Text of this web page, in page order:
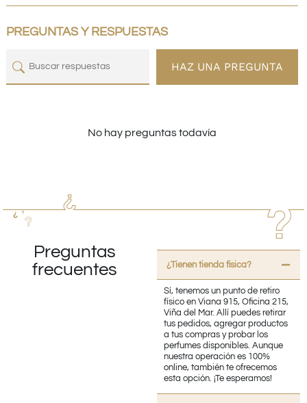
PREGUNTAS Y RESPUESTAS
HAZ UNA PREGUNTA
No hay preguntas todavía
Preguntas
frecuentes
¿Tienen tienda fisica?
Sí, tenemos un punto de retiro
físico en Viana 915, Oficina 215,
Viña del Mar. Allí puedes retirar
tus pedidos, agregar productos
a tus compras y probar los
perfumes disponibles. Aunque
nuestra operación es 100%
online, también te ofrecemos
esta opción. ¡Te esperamos!